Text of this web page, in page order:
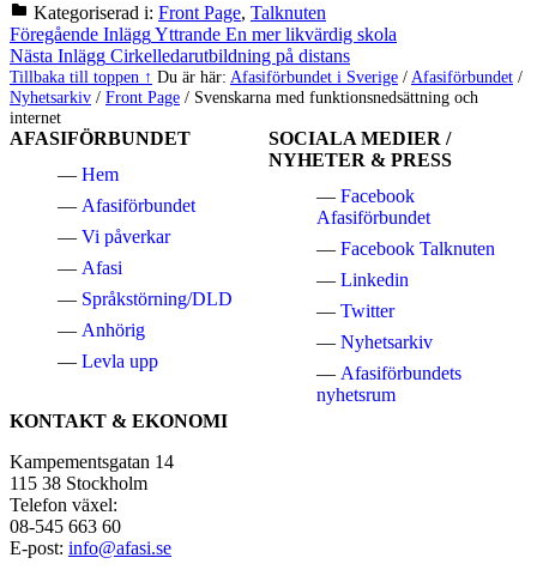
Kategoriserad i: Front Page, Talknuten
Hoppa
tillbaka
till
huvudnavigeringen
Inläggsnavigering
Föregående InläggYttrande En mer likvärdig skola
Nästa Inlägg Cirkelledarutbildning på distans
Tillbaka till toppen ↑ Du är här: Afasiförbundet i Sverige / Afasiförbundet /
Nyhetsarkiv / Front Page / Svenskarna med funktionsnedsättning och
internet
AFASIFÖRBUNDET
Hem
Afasiförbundet
Vi påverkar
Afasi
Språkstörning/DLD
Anhörig
Levla upp
SOCIALA MEDIER /
NYHETER & PRESS
Facebook
Afasiförbundet
Facebook Talknuten
Linkedin
Twitter
Nyhetsarkiv
Afasiförbundets
nyhetsrum
KONTAKT & EKONOMI
Kampementsgatan 14
115 38 Stockholm
Telefon växel:
08-545 663 60
E-post: info@afasi.se